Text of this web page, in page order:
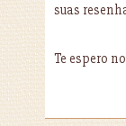
suas
Te espero